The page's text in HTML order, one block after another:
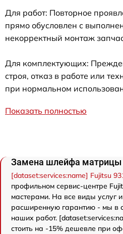
Для работ: Повторное
прямо обусловлен с
некорректный монтаж
Для комплектующих:
строя, отказ в работе или
при нормальном
Показать полностью
Замена шлейфа матрицы
[dataset:services:name] Fujitsu
профильном сервис-центре
мастерами. На все виды услуг
расширенную гарантию - мы в
наших работ.
стоить на -15% дешевле при